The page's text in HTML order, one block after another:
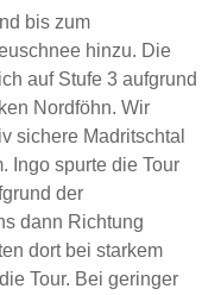
bis zum
hinzu. Die
auf Stufe 3 aufgrund
Nordföhn. Wir
sichere Madritschtal
Ingo spurte die Tour
der
dann Richtung
dort bei starkem
Tour. Bei geringer